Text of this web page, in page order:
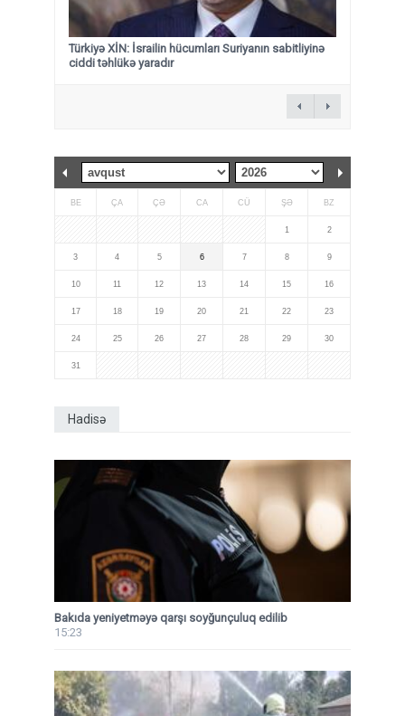
Türkiyə XİN: İsrailin hücumları Suriyanın sabitliyinə
ciddi təhlükə yaradır
BE ÇA ÇƏ CA CÜ ŞƏ BZ
1 2
3 4 5 6 7 8 9
10 11 12 13 14 15 16
17 18 19 20 21 22 23
24 25 26 27 28 29 30
31
Hadisə
Bakıda yeniyetməyə qarşı soyğunçuluq edilib
15:23